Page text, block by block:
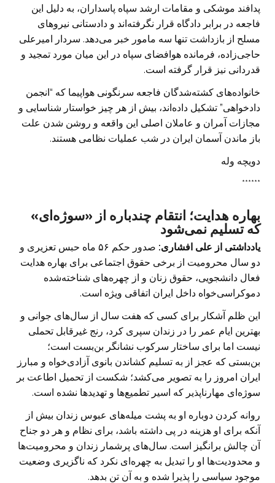
پدافند موشکی و مقامات ارشد سپاه پاسداران، به دلیل این
فاجعه در برابر دادگاه قرار نگرفته‌اند و دادستانی نیروهای
مسلح از بازداشت تنها سه مامور خبر می‌دهد. سردار امیرعلی
حاجی‌زاده، فرمانده هوافضای سپاه در این میان مورد تمجید و
قدردانی نیز قرار گرفته است.
خانواده‌های کشته‌شدگان فاجعه سرنگونی هواپیما که “انجمن
دادخواهی” تشکیل داده‌اند، بیش از هر چیز خواستار شناسایی و
مجازات آمران و عاملان اصلی این واقعه و روشن شدن علت
باز ماندن آسمان ایران در شب عملیات نظامی هستند.
دویچه وله
******
بهاره هدایت؛ انتقام چندباره از «سوژه‌ای»
که تسلیم نمی‌شود
یادداشتی از علی افشاری:
صدور حکم ۵۶ ‌ماه حبس تعزیری و
دو سال محرومیت از برخی حقوق اجتماعی برای بهاره هدایت
فعال دانشجویی، حقوق زنان و از چهره‌های شناخته‌شده
دموکراسی‌خواه داخل ایران اتفاقی ویژه است.
این ظلم آشکار برای کسی که هفت سال از سال‌های جوانی و
بهترین ایام عمر را در زندان سپری کرد، رنج غیرقابل تحملی
نیست اما برای ساختار سرکوب نشانگر بن‌بست است؛
بن‌بستی که عجز از به تسلیم کشاندن بانوی آزادی‌خواه و مبارز
ایران امروز را به تصویر می‌کشد؛ شکست از تحمیل اطاعت بر
سوژه‌ای مهارناپذیر که اسیر تطمیع‌ها و تهدید‌ها نشده است.
روانه کردن دوباره او به پشت میله‌های عبوس زندان بیش از
آنکه برای او هزینه در پی داشته باشد، برای نظام و هر دو جناح
آن چالش برانگیز است. سال‌های پرشمار زندان و محرومیت‌ها
و محدودیت‌ها او را تبدیل به چهره‌ای نکرد که ناگزیری وضعیت
موجود سیاسی را پذیرا شده و به آن تن بدهد.